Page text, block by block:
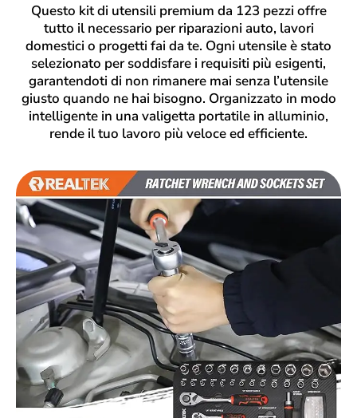
Questo kit di utensili premium da 123 pezzi offre
tutto il necessario per riparazioni auto, lavori
domestici o progetti fai da te. Ogni utensile è stato
selezionato per soddisfare i requisiti più esigenti,
garantendoti di non rimanere mai senza l’utensile
giusto quando ne hai bisogno. Organizzato in modo
intelligente in una valigetta portatile in alluminio,
rende il tuo lavoro più veloce ed efficiente.